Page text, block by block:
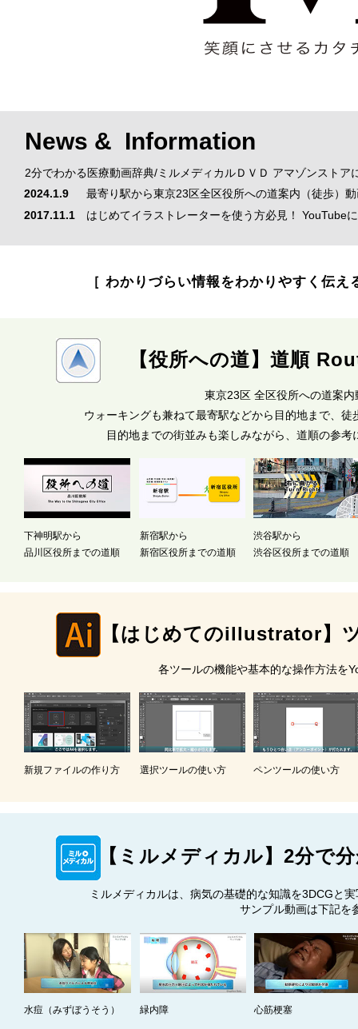
News & Information
2分でわかる医療動画辞典/ミルメディカルＤＶＤ アマゾンストア
2024.1.9 最寄り駅から東京23区全区役所への道案内（徒歩）動
2017.11.1 はじめてイラストレーターを使う方必見！ YouTube
［ わかりづらい情報をわかりやすく伝
【役所への道】道順
東京23区 全区役所への道案内
ウォーキングも兼ねて最寄駅などから目的地まで、
目的地までの街並みも楽しみながら、道順の参
下神明駅から
品川区役所までの道順
新宿駅から
新宿区役所までの道順
渋谷駅から
渋谷区役所までの道順
【はじめてのillustrator】
各ツールの機能や基本的な操作方法を
新規ファイルの作り方 選択ツールの使い方 ペンツールの使い方
【ミルメディカル】2分で
ミルメディカルは、病気の基礎的な知識を3DCGと
サンプル動画は下記を
水痘（みずぼうそう） 緑内障 心筋梗塞